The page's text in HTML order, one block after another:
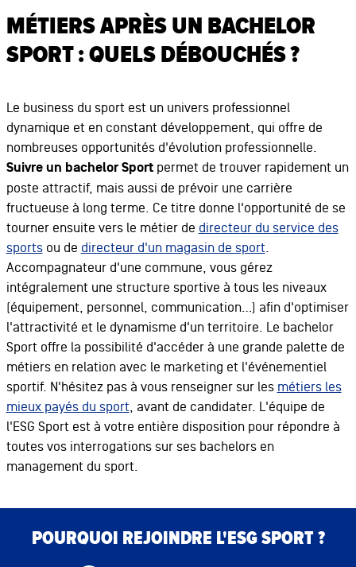
MÉTIERS APRÈS UN BACHELOR
SPORT : QUELS DÉBOUCHÉS ?
Le business du sport est un univers professionnel
dynamique et en constant développement, qui offre de
nombreuses opportunités d'évolution professionnelle.
Suivre un bachelor Sportpermet de trouver rapidement un
poste attractif, mais aussi de prévoir une carrière
fructueuse à long terme. Ce titre donne l'opportunité de se
tourner ensuite vers le métier de directeur du service des
sportsou de directeur d'un magasin de sport.
Accompagnateur d'une commune, vous gérez
intégralement une structure sportive à tous les niveaux
(équipement, personnel, communication…) afin d'optimiser
l'attractivité et le dynamisme d'un territoire. Le bachelor
Sport offre la possibilité d'accéder à une grande palette de
métiers en relation avec le marketing et l'événementiel
sportif. N'hésitez pas à vous renseigner sur les métiers les
mieux payés du sport, avant de candidater. L'équipe de
l'ESG Sport est à votre entière disposition pour répondre à
toutes vos interrogations sur ses bachelors en
management du sport.
POURQUOI REJOINDRE L'ESG SPORT ?